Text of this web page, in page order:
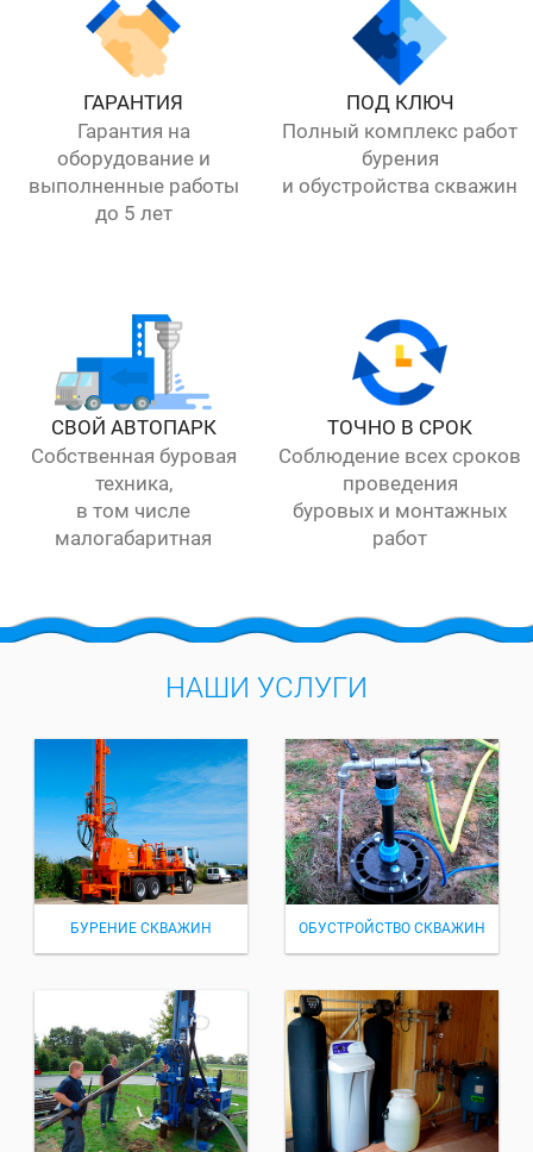
ГАРАНТИЯ
Гарантия на
оборудование и
выполненные работы
до 5 лет
ПОД КЛЮЧ
Полный комплекс работ
бурения
и обустройства скважин
СВОЙ АВТОПАРК
Собственная буровая
техника,
в том числе
малогабаритная
ТОЧНО В СРОК
Соблюдение всех сроков
проведения
буровых и монтажных
работ
НАШИ УСЛУГИ
БУРЕНИЕ СКВАЖИН ОБУСТРОЙСТВО СКВАЖИН